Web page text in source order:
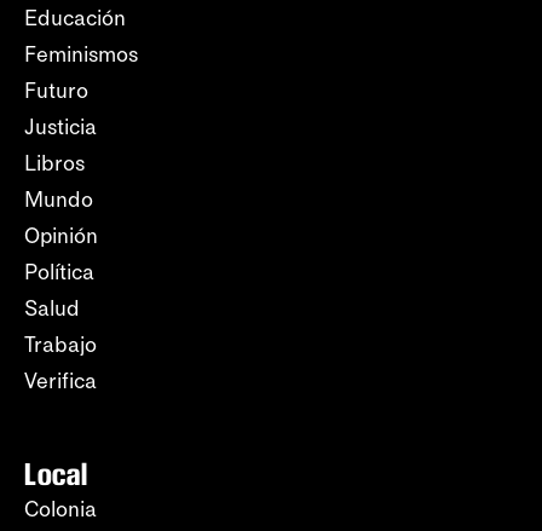
Educación
Feminismos
Futuro
Justicia
Libros
Mundo
Opinión
Política
Salud
Trabajo
Verifica
Local
Colonia